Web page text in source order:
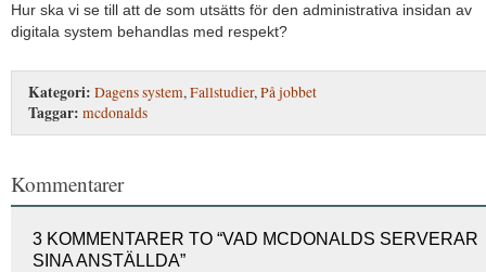
Hur ska vi se till att de som utsätts för den administrativa insidan av
digitala system behandlas med respekt?
Kategori: Dagens system, Fallstudier, På jobbet
Taggar: mcdonalds
Kommentarer
3 KOMMENTARER TO “VAD MCDONALDS SERVERAR
SINA ANSTÄLLDA”